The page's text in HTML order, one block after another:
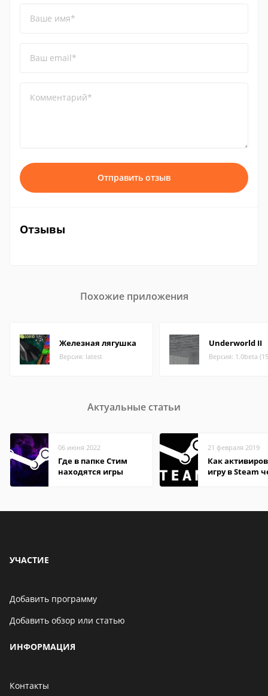
Ваше имя*
Ваш email*
Комментарий*
Отправить отзыв
Отзывы
Похожие приложения
Железная лягушка
Версия: latest
Underworld II
Версия: 1.0beta
Актуальные статьи
06 июня 2022
Где в папке Стим
находятся игры
21 февраля 2019
Как
игру в Steam
УЧАСТИЕ
Добавить программу
Добавить обзор или статью
ИНФОРМАЦИЯ
Контакты